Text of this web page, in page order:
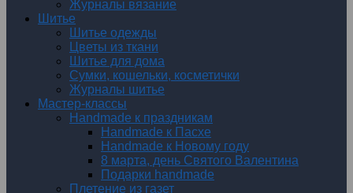
Журналы вязание
Шитье
Шитье одежды
Цветы из ткани
Шитье для дома
Сумки, кошельки, косметички
Журналы шитье
Мастер-классы
Handmade к праздникам
Handmade к Пасхе
Handmade к Новому году
8 марта, день Святого Валентина
Подарки handmade
Плетение из газет